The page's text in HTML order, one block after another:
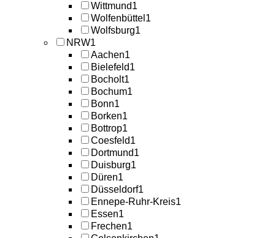
Wittmund1
Wolfenbüttel 1
Wolfsburg1
NRW1
Aachen1
Bielefeld1
Bocholt1
Bochum1
Bonn1
Borken1
Bottrop1
Coesfeld1
Dortmund1
Duisburg1
Düren1
Düsseldorf1
Ennepe-Ruhr-Kreis1
Essen1
Frechen1